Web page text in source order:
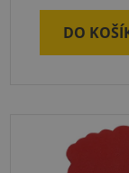
DO